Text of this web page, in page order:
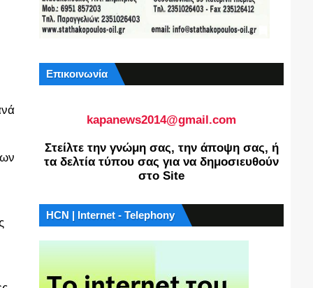
Επικοινωνία
kapanews2014@gmail.com
Στείλτε την γνώμη σας, την άποψη σας, ή
τα δελτία τύπου σας για να δημοσιευθούν
στο Site
HCN | Internet - Telephony